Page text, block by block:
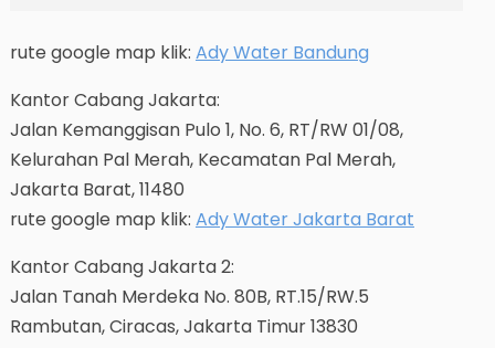
rute google map klik: Ady Water Bandung
Kantor Cabang Jakarta:
Jalan Kemanggisan Pulo 1, No. 6, RT/RW 01/08,
Kelurahan Pal Merah, Kecamatan Pal Merah,
Jakarta Barat, 11480
rute google map klik: Ady Water Jakarta Barat
Kantor Cabang Jakarta 2:
Jalan Tanah Merdeka No. 80B, RT.15/RW.5
Rambutan, Ciracas, Jakarta Timur 13830